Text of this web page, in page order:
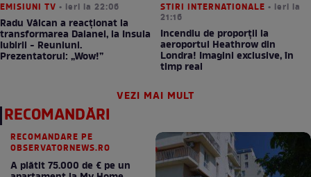
EMISIUNI TV • ieri la 22:06
Radu Vâlcan a reacționat la
transformarea Daianei, la Insula
Iubirii - Reuniuni.
Prezentatorul: „Wow!”
STIRI INTERNATIONALE • ieri la
21:16
Incendiu de proporții la
aeroportul Heathrow din
Londra! Imagini exclusive, în
timp real
VEZI MAI MULT
RECOMANDĂRI
RECOMANDARE PE
OBSERVATORNEWS.RO
A plătit 75.000 de € pe un